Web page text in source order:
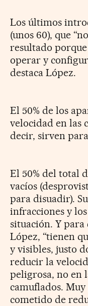
Los últimos
(unos 60), que
resultado
operar y
destaca López.
El 50% de los
velocidad en las
decir, sirven
El 50% del total
vacíos
para disuadir).
infracciones y
situación. Y para
López, “tienen
y visibles, justo
reducir la
peligrosa, no en
camuflados.
cometido de